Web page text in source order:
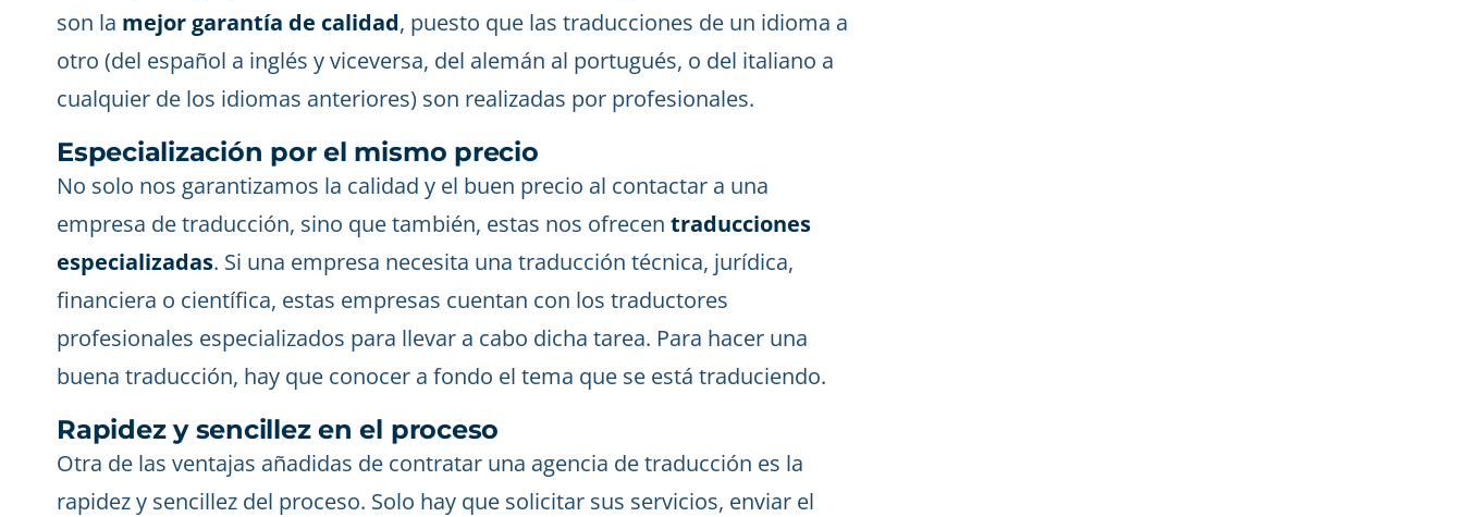
son la mejor garantía de calidad, puesto que las traducciones de un idioma a
otro (del español a inglés y viceversa, del alemán al portugués, o del italiano a
cualquier de los idiomas anteriores) son realizadas por profesionales.
Especialización por el mismo precio
No solo nos garantizamos la calidad y el buen precio al contactar a una
empresa de traducción, sino que también, estas nos ofrecen traducciones
especializadas. Si una empresa necesita una traducción técnica, jurídica,
financiera o científica, estas empresas cuentan con los traductores
profesionales especializados para llevar a cabo dicha tarea. Para hacer una
buena traducción, hay que conocer a fondo el tema que se está traduciendo.
Rapidez y sencillez en el proceso
Otra de las ventajas añadidas de contratar una agencia de traducción es la
rapidez y sencillez del proceso. Solo hay que solicitar sus servicios, enviar el